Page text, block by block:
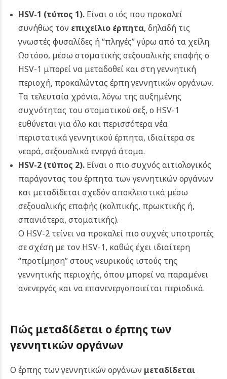
HSV-1 (τύπος 1). Είναι ο ιός που προκαλεί
συνήθως τον επιχείλιο έρπητα, δηλαδή τις
γνωστές φυσαλίδες ή “πληγές” γύρω από τα χείλη.
Ωστόσο, μέσω στοματικής σεξουαλικής επαφής ο
HSV-1 μπορεί να μεταδοθεί και στη γεννητική
περιοχή, προκαλώντας έρπη γεννητικών οργάνων.
Τα τελευταία χρόνια, λόγω της αυξημένης
συχνότητας του στοματικού σεξ, ο HSV-1
ευθύνεται για όλο και περισσότερα νέα
περιστατικά γεννητικού έρπητα, ιδιαίτερα σε
νεαρά, σεξουαλικά ενεργά άτομα.
HSV-2 (τύπος 2).Είναι ο πιο συχνός αιτιολογικός
παράγοντας του έρπητα των γεννητικών οργάνων
και μεταδίδεται σχεδόν αποκλειστικά μέσω
σεξουαλικής επαφής (κολπικής, πρωκτικής ή,
σπανιότερα, στοματικής).
Ο HSV-2 τείνει να προκαλεί πιο συχνές υποτροπές
σε σχέση με τον HSV-1, καθώς έχει ιδιαίτερη
“προτίμηση” στους νευρικούς ιστούς της
γεννητικής περιοχής, όπου μπορεί να παραμένει
ανενεργός και να επανενεργοποιείται περιοδικά.
Πώς μεταδίδεται ο έρπης των
γεννητικών οργάνων
Ο έρπης των γεννητικών οργάνων μεταδίδεται